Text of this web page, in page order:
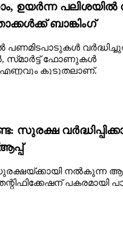
ഉയർന്ന പലിശയിൽ
ബാങ്കിംഗ്
എക്‌സ്
പണമിടപാടുകൾ
സ്‌മാർട്ട് ഫോണുകൾ
എണ്ണവും കൂടുതലാണ്.
സുരക്ഷ
നൽകുന്ന